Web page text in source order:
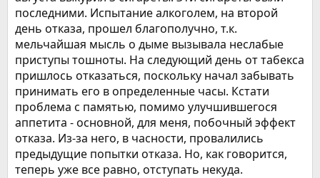
последними. Испытание алкоголем, на второй
день отказа, прошел благополучно, т.к.
мельчайшая мысль о дыме вызывала неслабые
приступы тошноты. На следующий день от табекса
пришлось отказаться, поскольку начал забывать
принимать его в определенные часы. Кстати
проблема с памятью, помимо улучшившегося
аппетита - основной, для меня, побочный эффект
отказа. Из-за него, в часности, провалились
предыдущие попытки отказа. Но, как говорится,
теперь уже все равно, отступать некуда.